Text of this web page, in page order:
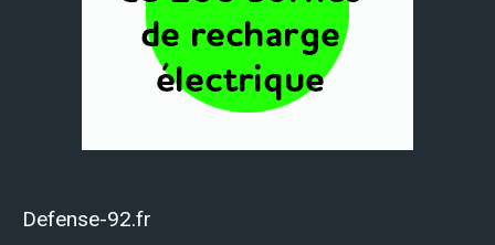
Defense-92.fr